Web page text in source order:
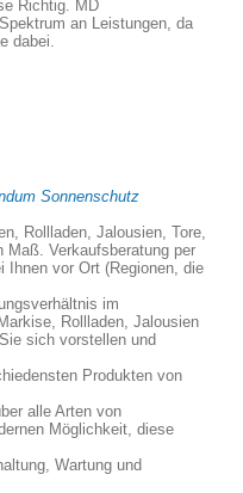
Richtig. MD
an Leistungen, da
dabei.
Sonnenschutz
Rollladen, Jalousien, Tore,
Maß. Verkaufsberatung per
Ihnen vor Ort (Regionen, die
im
Rollladen, Jalousien
sich vorstellen und
Produkten von
alle Arten von
Möglichkeit, diese
Wartung und